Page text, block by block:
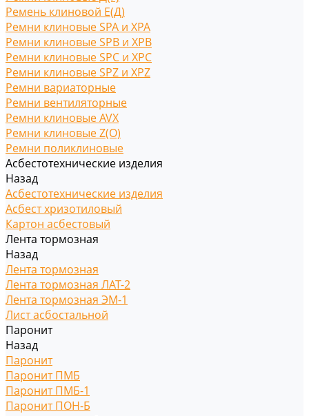
Ремень клиновой Е(Д)
Ремни клиновые SPA и XPA
Ремни клиновые SPB и XPB
Ремни клиновые SPC и XPC
Ремни клиновые SPZ и XPZ
Ремни вариаторные
Ремни вентиляторные
Ремни клиновые AVX
Ремни клиновые Z(O)
Ремни поликлиновые
Асбестотехнические изделия
Назад
Асбестотехнические изделия
Асбест хризотиловый
Картон асбестовый
Лента тормозная
Назад
Лента тормозная
Лента тормозная ЛАТ-2
Лента тормозная ЭМ-1
Лист асбостальной
Паронит
Назад
Паронит
Паронит ПМБ
Паронит ПМБ-1
Паронит ПОН-Б